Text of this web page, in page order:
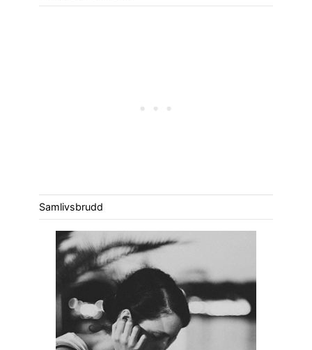
Samlivsbrudd